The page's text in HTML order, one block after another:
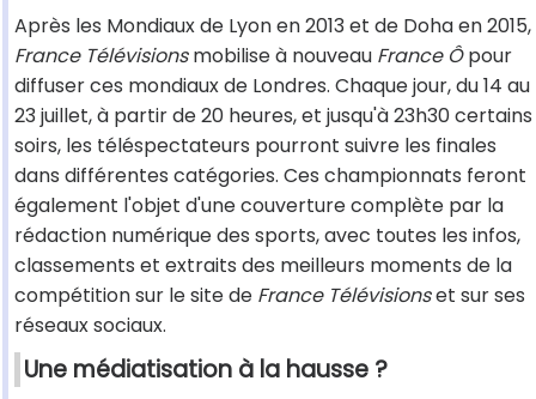
Après les Mondiaux de Lyon en 2013 et de Doha en 2015,
France Télévisionsmobilise à nouveau France Ôpour
diffuser ces mondiaux de Londres. Chaque jour, du 14 au
23 juillet, à partir de 20 heures, et jusqu'à 23h30 certains
soirs, les téléspectateurs pourront suivre les finales
dans différentes catégories. Ces championnats feront
également l'objet d'une couverture complète par la
rédaction numérique des sports, avec toutes les infos,
classements et extraits des meilleurs moments de la
compétition sur le site de France Télévisionset sur ses
réseaux sociaux.
Une médiatisation à la hausse ?